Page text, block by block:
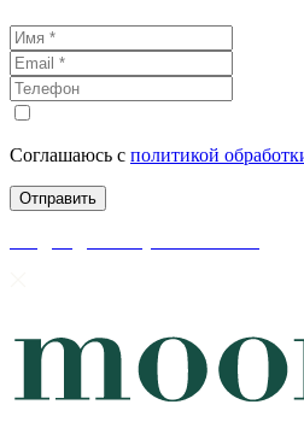
Соглашаюсь с политикой